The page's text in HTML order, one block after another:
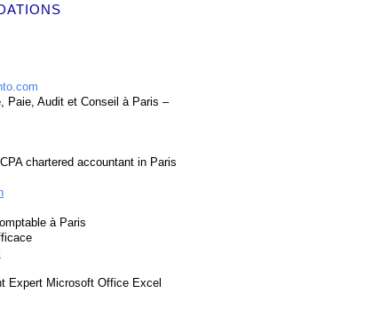
Paie, Audit et Conseil à Paris –
chartered accountant in Paris
à Paris
Expert Microsoft Office Excel